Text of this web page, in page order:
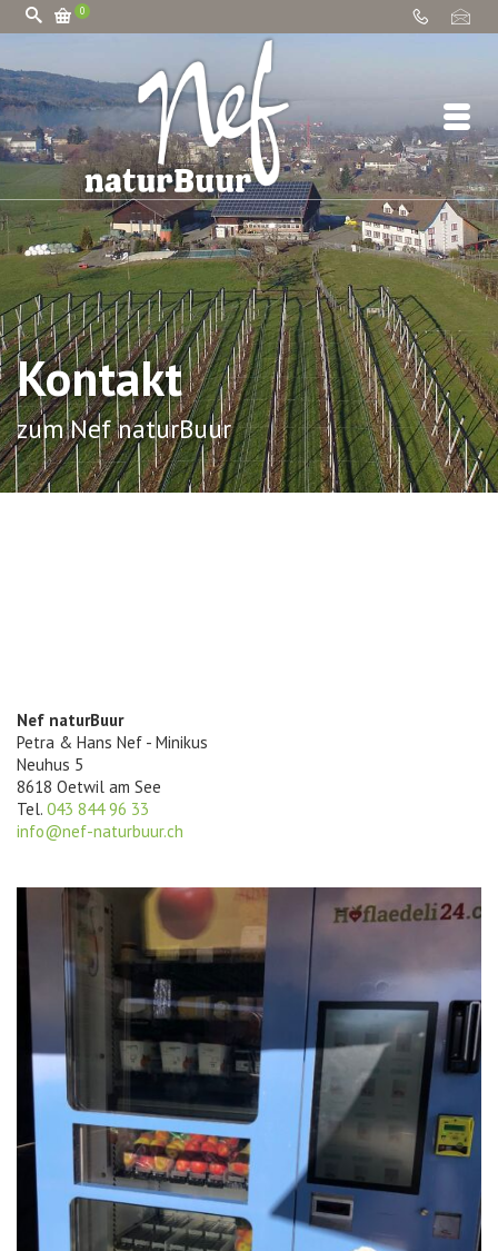
0
Kontakt
zum Nef naturBuur
Nef naturBuur
Petra & Hans Nef - Minikus
Neuhus 5
8618 Oetwil am See
Tel. 043 844 96 33
info@nef-naturbuur.ch